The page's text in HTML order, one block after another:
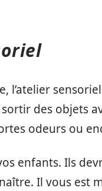
l’atelier
des objets
odeurs ou
enfants. Ils
Il vous est